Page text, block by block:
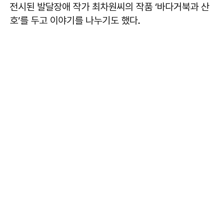
전시된 발달장애 작가 최차원씨의 작품 ‘바다거북과 산
호’를 두고 이야기를 나누기도 했다.